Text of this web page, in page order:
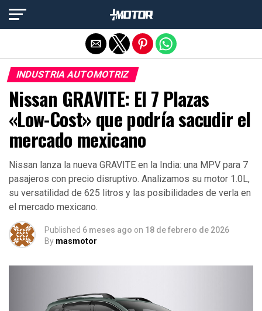
INDUSTRIA AUTOMOTRIZ
Nissan GRAVITE: El 7 Plazas
«Low-Cost» que podría sacudir el
mercado mexicano
Nissan lanza la nueva GRAVITE en la India: una MPV para 7
pasajeros con precio disruptivo. Analizamos su motor 1.0L,
su versatilidad de 625 litros y las posibilidades de verla en
el mercado mexicano.
Published 6 meses ago on 18 de febrero de 2026
By masmotor
Salir de la versión móvil